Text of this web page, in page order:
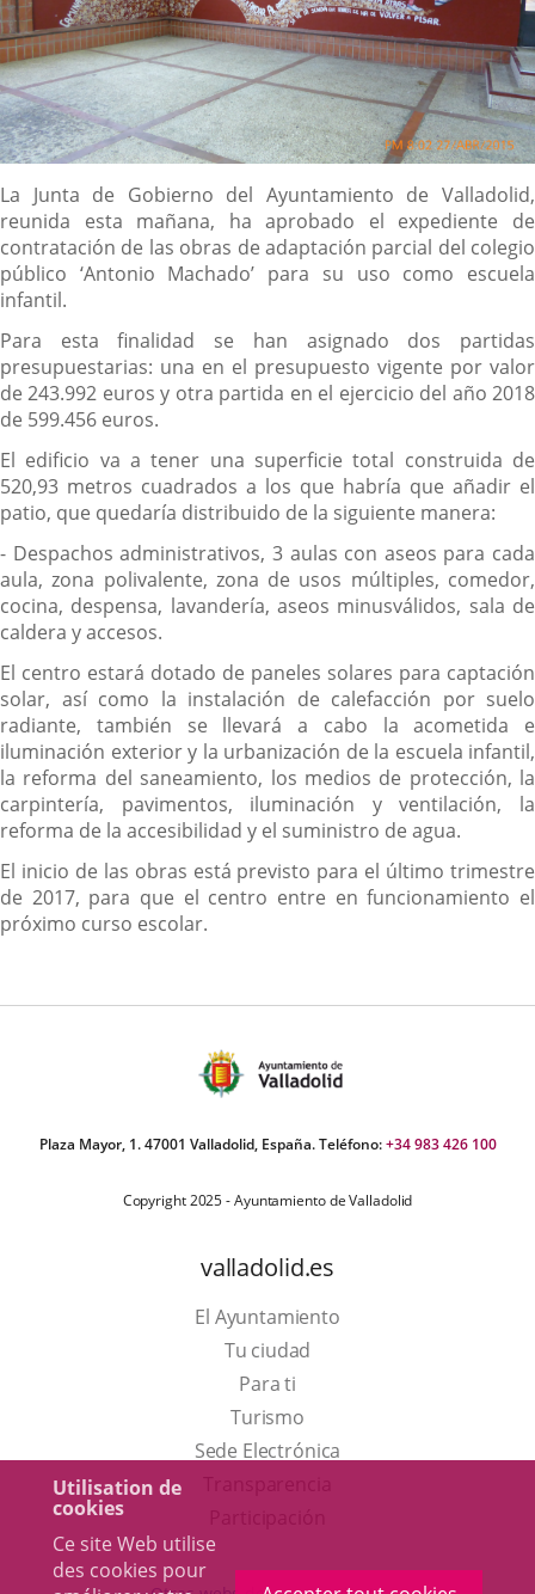
Utilisation de
cookies
Ce site Web utilise
des cookies pour
Descripción
La Junta de Gobierno del Ayuntamiento de Valladolid,
reunida esta mañana, ha aprobado el expediente de
contratación de las obras de adaptación parcial del colegio
público ‘Antonio Machado’ para su uso como escuela
infantil.
Para esta finalidad se han asignado dos partidas
presupuestarias: una en el presupuesto vigente por valor
de 243.992 euros y otra partida en el ejercicio del año 2018
de 599.456 euros.
El edificio va a tener una superficie total construida de
520,93 metros cuadrados a los que habría que añadir el
patio, que quedaría distribuido de la siguiente manera:
- Despachos administrativos, 3 aulas con aseos para cada
aula, zona polivalente, zona de usos múltiples, comedor,
cocina, despensa, lavandería, aseos minusválidos, sala de
caldera y accesos.
El centro estará dotado de paneles solares para captación
solar, así como la instalación de calefacción por suelo
radiante, también se llevará a cabo la acometida e
iluminación exterior y la urbanización de la escuela infantil,
la reforma del saneamiento, los medios de protección, la
carpintería, pavimentos, iluminación y ventilación, la
reforma de la accesibilidad y el suministro de agua.
El inicio de las obras está previsto para el último trimestre
de 2017, para que el centro entre en funcionamiento el
próximo curso escolar.
Plaza Mayor, 1. 47001 Valladolid, España. Teléfono:+34 983 426 100
Copyright 2025 - Ayuntamiento de Valladolid
valladolid.es
El Ayuntamiento
Tu ciudad
Para ti
TurismoEste
enlace
una
Sede Electrónica
externa.